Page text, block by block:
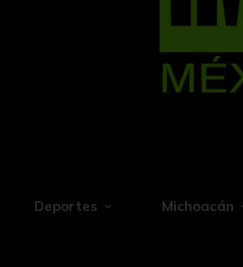
Deportes Michoacán